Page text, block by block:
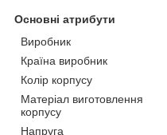
Основні атрибути
Виробник
Країна виробник
Колір корпусу
Матеріал виготовлення
корпусу
Напруга